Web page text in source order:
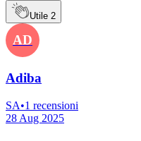
Utile 2
AD
Adiba
SA•1 recensioni
28 Aug 2025